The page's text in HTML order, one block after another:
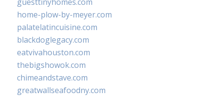
home-plow-by-meyer.com
palatelatincuisine.com
blackdoglegacy.com
eatvivahouston.com
thebigshowok.com
chimeandstave.com
greatwallseafoodny.com